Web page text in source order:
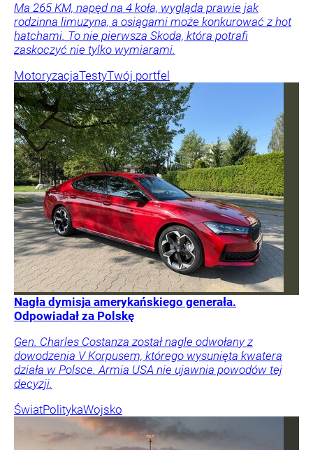
Ma 265 KM, napęd na 4 koła, wygląda prawie jak
rodzinna limuzyna, a osiągami może konkurować z hot
hatchami. To nie pierwsza Skoda, która potrafi
zaskoczyć nie tylko wymiarami.
MotoryzacjaTestyTwój portfel
Nagła dymisja amerykańskiego generała.
Odpowiadał za Polskę
Gen. Charles Costanza został nagle odwołany z
dowodzenia V Korpusem, którego wysunięta kwatera
działa w Polsce. Armia USA nie ujawnia powodów tej
decyzji.
ŚwiatPolitykaWojsko